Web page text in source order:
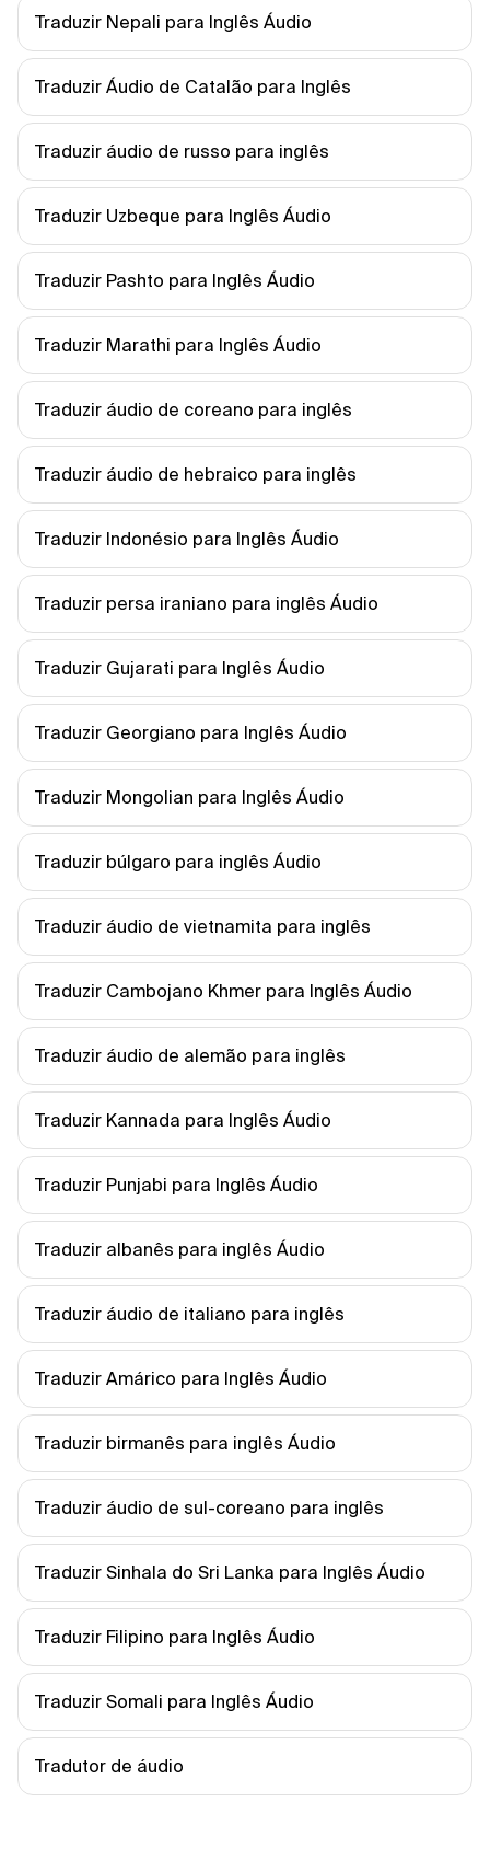
Traduzir Nepali para Inglês Áudio
Traduzir Áudio de Catalão para Inglês
Traduzir áudio de russo para inglês
Traduzir Uzbeque para Inglês Áudio
Traduzir Pashto para Inglês Áudio
Traduzir Marathi para Inglês Áudio
Traduzir áudio de coreano para inglês
Traduzir áudio de hebraico para inglês
Traduzir Indonésio para Inglês Áudio
Traduzir persa iraniano para inglês Áudio
Traduzir Gujarati para Inglês Áudio
Traduzir Georgiano para Inglês Áudio
Traduzir Mongolian para Inglês Áudio
Traduzir búlgaro para inglês Áudio
Traduzir áudio de vietnamita para inglês
Traduzir Cambojano Khmer para Inglês Áudio
Traduzir áudio de alemão para inglês
Traduzir Kannada para Inglês Áudio
Traduzir Punjabi para Inglês Áudio
Traduzir albanês para inglês Áudio
Traduzir áudio de italiano para inglês
Traduzir Amárico para Inglês Áudio
Traduzir birmanês para inglês Áudio
Traduzir áudio de sul-coreano para inglês
Traduzir Sinhala do Sri Lanka para Inglês Áudio
Traduzir Filipino para Inglês Áudio
Traduzir Somali para Inglês Áudio
Tradutor de áudio